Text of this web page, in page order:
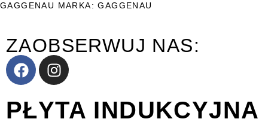
GAGGENAU MARKA:GAGGENAU
ZAOBSERWUJ NAS:
PŁYTA INDUKCYJNA